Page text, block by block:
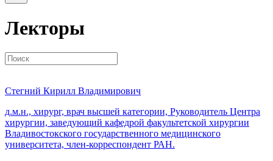
Лекторы
Стегний Кирилл Владимирович
д.м.н., хирург, врач высшей категории, Руководитель Центра
хирургии, заведующий кафедрой факультетской хирургии
Владивостокского государственного медицинского
университета, член-корреспондент РАН.